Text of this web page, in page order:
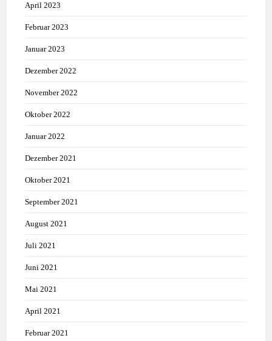
April 2023
Februar 2023
Januar 2023
Dezember 2022
November 2022
Oktober 2022
Januar 2022
Dezember 2021
Oktober 2021
September 2021
August 2021
Juli 2021
Juni 2021
Mai 2021
April 2021
Februar 2021